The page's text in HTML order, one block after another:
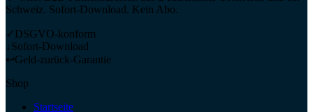
Schweiz. Sofort-Download. Kein Abo.
✓ DSGVO-konform
↓Sofort-Download
↩Geld-zurück-Garantie
Shop
Startseite